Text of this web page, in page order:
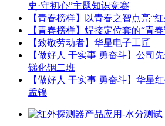
史·守初心”主题知识竞赛
【青春榜样】以青春之智点亮“
【青春榜样】焊接定位套的“青
【致敬劳动者】华星电子工匠
【做好人 干实事 勇奋斗】公司
锑化铟二班
【做好人 干实事 勇奋斗】华
孟锦